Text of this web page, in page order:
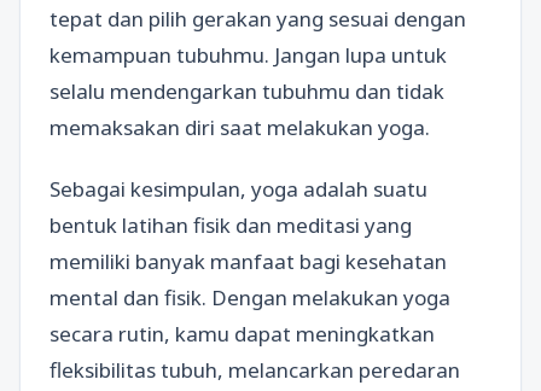
tepat dan pilih gerakan yang sesuai dengan
kemampuan tubuhmu. Jangan lupa untuk
selalu mendengarkan tubuhmu dan tidak
memaksakan diri saat melakukan yoga.
Sebagai kesimpulan, yoga adalah suatu
bentuk latihan fisik dan meditasi yang
memiliki banyak manfaat bagi kesehatan
mental dan fisik. Dengan melakukan yoga
secara rutin, kamu dapat meningkatkan
fleksibilitas tubuh, melancarkan peredaran